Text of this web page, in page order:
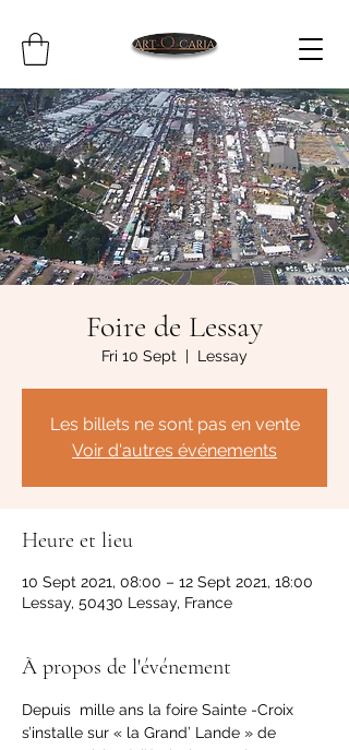
Foire de Lessay
Fri 10 Sept
  |
Lessay
Les billets ne sont pas en vente
Voir d'autres événements
Heure et lieu
10 Sept 2021, 08:00 – 12 Sept 2021, 18:00
Lessay, 50430 Lessay, France
À propos de l'événement
Depuis  mille ans la foire Sainte -Croix
s’installe sur « la Grand’ Lande » de